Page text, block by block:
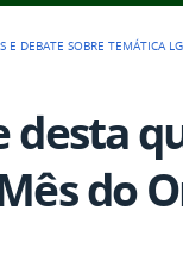
E DEBATE SOBRE TEMÁTICA
do